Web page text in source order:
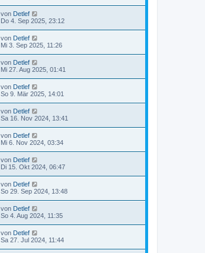
von Detlef
Do 4. Sep 2025, 23:12
von Detlef
Mi 3. Sep 2025, 11:26
von Detlef
Mi 27. Aug 2025, 01:41
von Detlef
So 9. Mär 2025, 14:01
von Detlef
Sa 16. Nov 2024, 13:41
von Detlef
Mi 6. Nov 2024, 03:34
von Detlef
Di 15. Okt 2024, 06:47
von Detlef
So 29. Sep 2024, 13:48
von Detlef
So 4. Aug 2024, 11:35
von Detlef
Sa 27. Jul 2024, 11:44